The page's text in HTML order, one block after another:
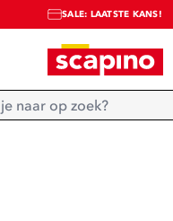
TOT 70% KORTING OP SALE
SALE: LAATSTE KANS!
SHOP NIEUW
Home